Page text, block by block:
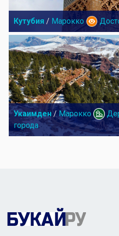
Кутубия / Марокко
Укаимден/ Марокко
города